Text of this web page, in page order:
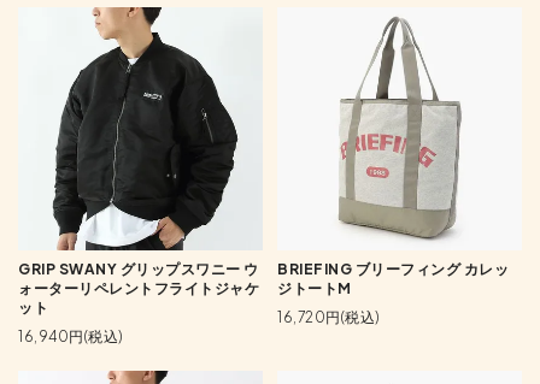
GRIP SWANY グリップスワニー ウ
ォーターリペレントフライトジャケ
ット
16,940円(税込)
BRIEFING ブリーフィング カレッ
ジトートM
16,720円(税込)